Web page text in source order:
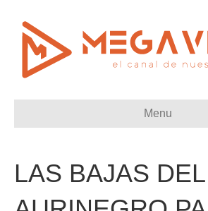
Menu
LAS BAJAS DEL